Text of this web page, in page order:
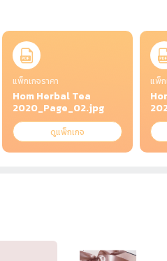
แพ็กเกจราคา
Hom Herbal Tea
2020_Page_02.jpg
ดูแพ็กเกจ
แพ็ก